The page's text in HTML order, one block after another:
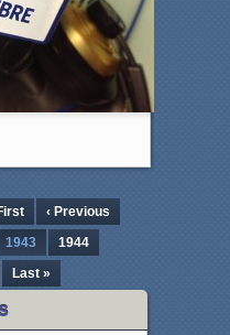
‹ Previous
1943
1944
Last »